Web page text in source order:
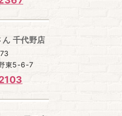
千代野店
東5-6-7